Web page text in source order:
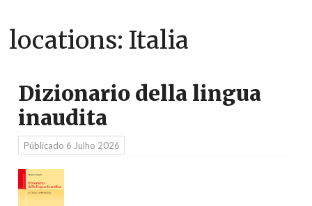
Onde Estamos
Recursos
Media
locations: Italia
Dizionario della lingua
inaudita
Públicado 6 Julho 2026